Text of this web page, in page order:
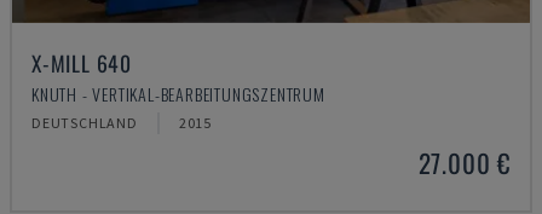
X-MILL 640
KNUTH - VERTIKAL-BEARBEITUNGSZENTRUM
DEUTSCHLAND 2015
27.000 €